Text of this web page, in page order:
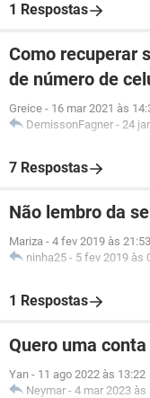
1 Respostas
Como recuperar
de número de
Greice - 16 mar 2021 às
DemissonFagner - 24
7 Respostas
Não lembro da
Mariza - 4 fev 2019 às 21:53
ninha25 - 5 fev 2019 às
1 Respostas
Quero uma
Yan - 11 ago 2022 às 13:22
Neymar - 4 mar 2023 às